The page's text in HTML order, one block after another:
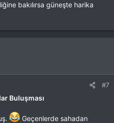
bakılırsa güneşte harika
#7
Buluşması
Geçenlerde sahadan